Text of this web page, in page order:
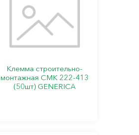
Клемма строительно-
монтажная СМК 222-413
(50шт) GENERICA